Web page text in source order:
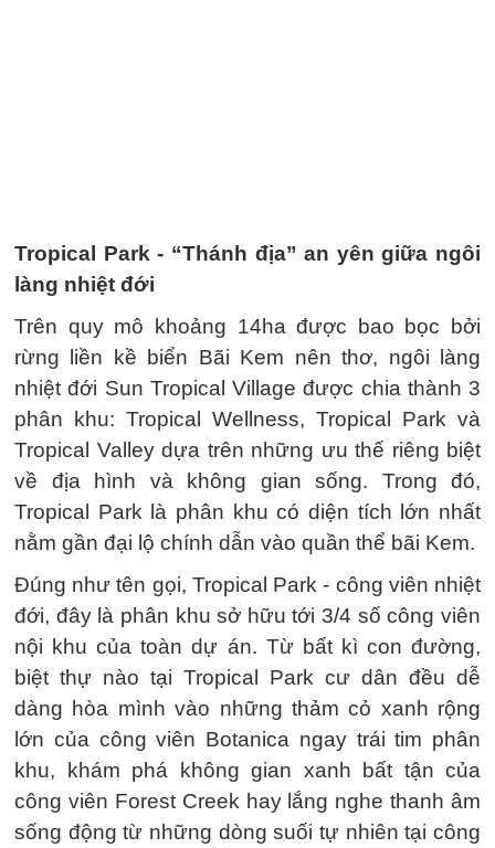
Tropical Park - “Thánh địa” an yên giữa ngôi
làng nhiệt đới
Trên quy mô khoảng 14ha được bao bọc bởi
rừng liền kề biển Bãi Kem nên thơ, ngôi làng
nhiệt đới Sun Tropical Village được chia thành 3
phân khu: Tropical Wellness, Tropical Park và
Tropical Valley dựa trên những ưu thế riêng biệt
về địa hình và không gian sống. Trong đó,
Tropical Park là phân khu có diện tích lớn nhất
nằm gần đại lộ chính dẫn vào quần thể bãi Kem.
Đúng như tên gọi, Tropical Park - công viên nhiệt
đới, đây là phân khu sở hữu tới 3/4 số công viên
nội khu của toàn dự án. Từ bất kì con đường,
biệt thự nào tại Tropical Park cư dân đều dễ
dàng hòa mình vào những thảm cỏ xanh rộng
lớn của công viên Botanica ngay trái tim phân
khu, khám phá không gian xanh bất tận của
công viên Forest Creek hay lắng nghe thanh âm
sống động từ những dòng suối tự nhiên tại công